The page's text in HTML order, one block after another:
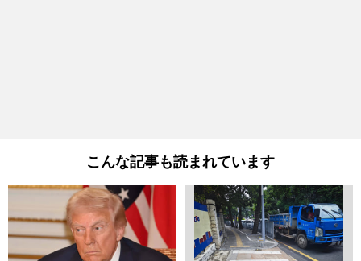
こんな記事も読まれています